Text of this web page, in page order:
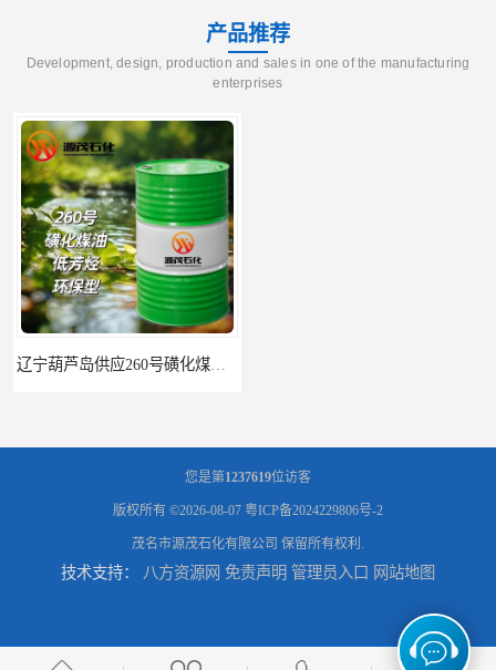
产品推荐
Development, design, production and sales in one of the manufacturing
enterprises
您是第1237619位访客
版权所有 ©2026-08-07 粤ICP备2024229806号-2
茂名市源茂石化有限公司 保留所有权利.
技术支持： 八方资源网 免责声明 管理员入口 网站地图